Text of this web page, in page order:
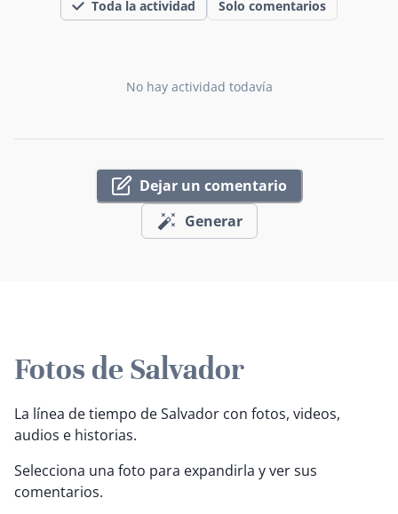
Toda la actividad Solo comentarios
No hay actividad todavía
Dejar un comentario
Generar
Fotos de Salvador
La línea de tiempo de Salvador con fotos, videos,
audios e historias.
Selecciona una foto para expandirla y ver sus
comentarios.